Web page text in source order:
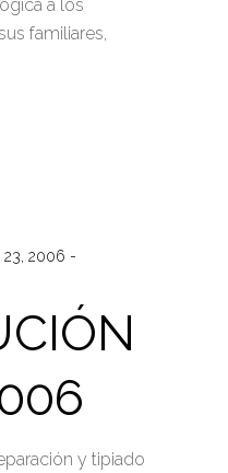
a los
familiares,
23, 2006
y tipiado